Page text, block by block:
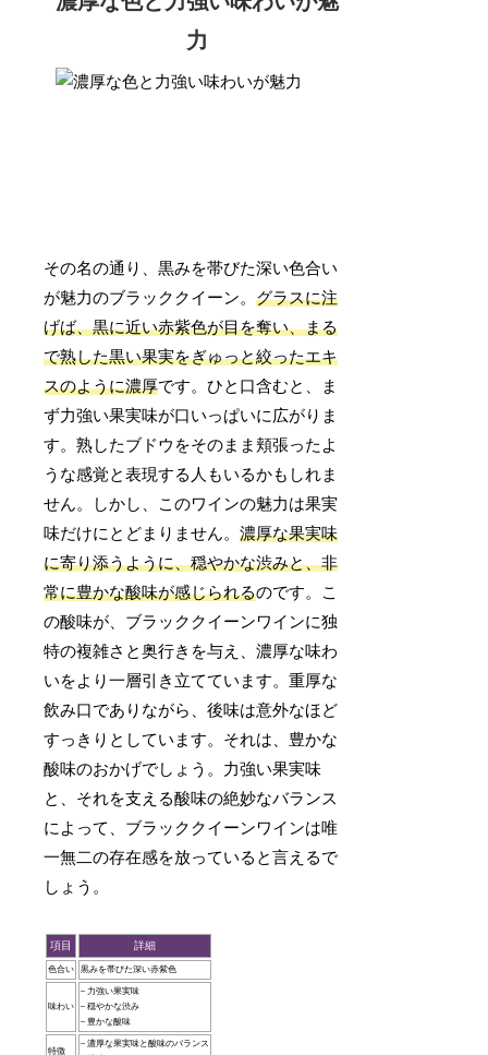
力
その名の通り、黒みを帯びた深い色合い
が魅力のブラッククイーン。グラスに注
げば、黒に近い赤紫色が目を奪い、まる
で熟した黒い果実をぎゅっと絞ったエキ
スのように濃厚です。ひと口含むと、ま
ず力強い果実味が口いっぱいに広がりま
す。熟したブドウをそのまま頬張ったよ
うな感覚と表現する人もいるかもしれま
せん。しかし、このワインの魅力は果実
味だけにとどまりません。濃厚な果実味
に寄り添うように、穏やかな渋みと、非
常に豊かな酸味が感じられるのです。こ
の酸味が、ブラッククイーンワインに独
特の複雑さと奥行きを与え、濃厚な味わ
いをより一層引き立てています。重厚な
飲み口でありながら、後味は意外なほど
すっきりとしています。それは、豊かな
酸味のおかげでしょう。力強い果実味
と、それを支える酸味の絶妙なバランス
によって、ブラッククイーンワインは唯
一無二の存在感を放っていると言えるで
しょう。
項目 詳細
色合い 黒みを帯びた深い赤紫色
味わい
– 力強い果実味
– 穏やかな渋み
– 豊かな酸味
特徴
– 濃厚な果実味と酸味のバランス